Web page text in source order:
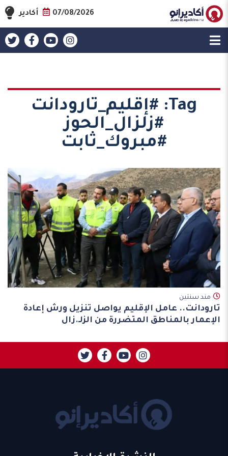
07/08/2026 أكادير
Tag:
#إقليم_تارودانت
#زلزال_الحوز
#مبروك_ثابت
مند سنتين
تارودانت.. عامل الإقليم يواصل تنزيل ورش إعادة
الإعمار بالمناطق المتضررة من الزلـ.زال